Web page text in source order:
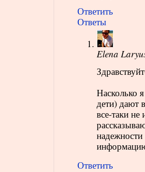
Ответить
Ответы
Elena
Насколько
дети) дают
все-таки
Ответить